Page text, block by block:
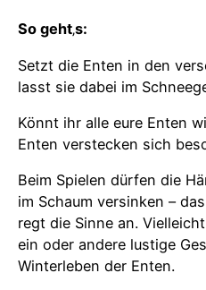
So geht‚s:
Setzt die Enten in den
lasst sie dabei im
Könnt ihr alle eure Enten
Enten verstecken sich
Beim Spielen dürfen die
im Schaum versinken –
regt die Sinne an.
ein oder andere lustige
Winterleben der Enten.